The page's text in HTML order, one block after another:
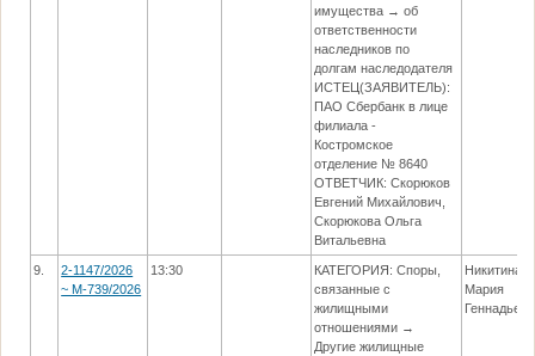
имущества → об
ответственности
наследников по
долгам наследодателя
ИСТЕЦ(ЗАЯВИТЕЛЬ):
ПАО Сбербанк в лице
филиала -
Костромское
отделение № 8640
ОТВЕТЧИК: Скорюков
Евгений Михайлович,
Скорюкова Ольга
Витальевна
9.
2-1147/2026
~ М-739/2026
13:30
КАТЕГОРИЯ: Споры,
связанные с
жилищными
отношениями →
Другие жилищные
Никитина
Мария